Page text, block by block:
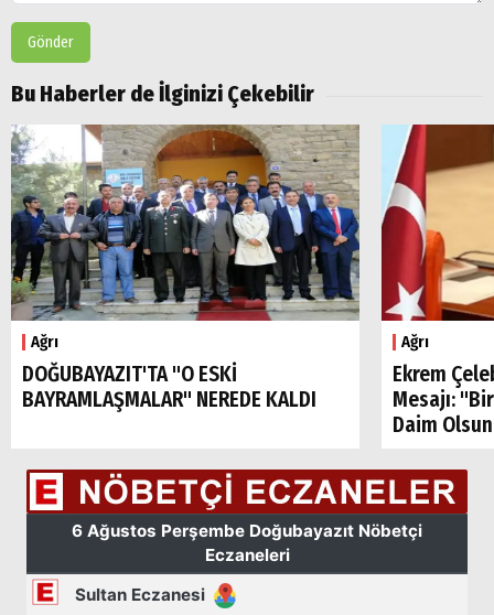
Gönder
Bu Haberler de İlginizi Çekebilir
Ağrı
DOĞUBAYAZIT'TA "O ESKİ
BAYRAMLAŞMALAR" NEREDE KALDI
Ağrı
Ekrem
Mesajı:
Daim